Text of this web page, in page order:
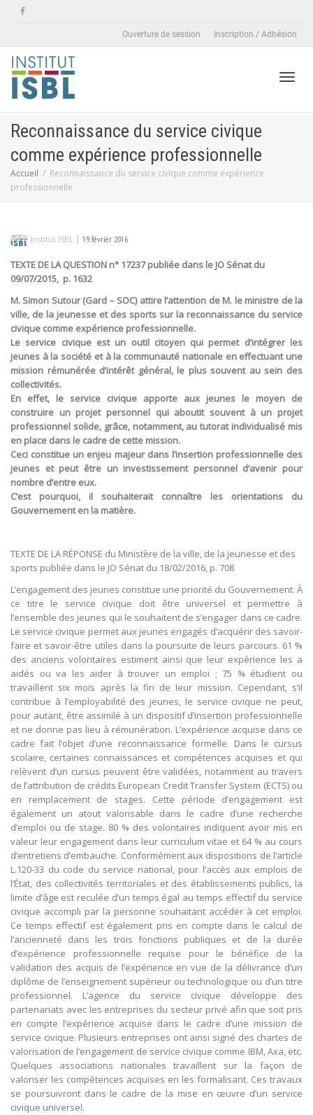
Ouverture de session Inscription / Adhésion
Reconnaissance du service civique
comme expérience professionnelle
Accueil
Reconnaissance du service civique comme expérience
professionnelle
Institut ISBL | 19 février 2016
TEXTE DE LA QUESTION n° 17237 publiée dans le JO Sénat du
09/07/2015, p. 1632
M. Simon Sutour (Gard – SOC) attire l’attention de M. le ministre de la
ville, de la jeunesse et des sports sur la reconnaissance du service
civique comme expérience professionnelle.
Le service civique est un outil citoyen qui permet d’intégrer les
jeunes à la société et à la communauté nationale en effectuant une
mission rémunérée d’intérêt général, le plus souvent au sein des
collectivités.
En effet, le service civique apporte aux jeunes le moyen de
construire un projet personnel qui aboutit souvent à un projet
professionnel solide, grâce, notamment, au tutorat individualisé mis
en place dans le cadre de cette mission.
Ceci constitue un enjeu majeur dans l’insertion professionnelle des
jeunes et peut être un investissement personnel d’avenir pour
nombre d’entre eux.
C’est pourquoi, il souhaiterait connaître les orientations du
Gouvernement en la matière.
TEXTE DE LA RÉPONSE du Ministère de la ville, de la jeunesse et des
sports publiée dans le JO Sénat du 18/02/2016, p. 708
L’engagement des jeunes constitue une priorité du Gouvernement. À
ce titre le service civique doit être universel et permettre à
l’ensemble des jeunes qui le souhaitent de s’engager dans ce cadre.
Le service civique permet aux jeunes engagés d’acquérir des savoir-
faire et savoir-être utiles dans la poursuite de leurs parcours. 61 %
des anciens volontaires estiment ainsi que leur expérience les a
aidés ou va les aider à trouver un emploi ; 75 % étudient ou
travaillent six mois après la fin de leur mission. Cependant, s’il
contribue à l’employabilité des jeunes, le service civique ne peut,
pour autant, être assimilé à un dispositif d’insertion professionnelle
et ne donne pas lieu à rémunération. L’expérience acquise dans ce
cadre fait l’objet d’une reconnaissance formelle. Dans le cursus
scolaire, certaines connaissances et compétences acquises et qui
relèvent d’un cursus peuvent être validées, notamment au travers
de l’attribution de crédits European Credit Transfer System (ECTS) ou
en remplacement de stages. Cette période d’engagement est
également un atout valorisable dans le cadre d’une recherche
d’emploi ou de stage. 80 % des volontaires indiquent avoir mis en
valeur leur engagement dans leur curriculum vitae et 64 % au cours
d’entretiens d’embauche. Conformément aux dispositions de l’article
L.120-33 du code du service national, pour l’accès aux emplois de
l’État, des collectivités territoriales et des établissements publics, la
limite d’âge est reculée d’un temps égal au temps effectif du service
civique accompli par la personne souhaitant accéder à cet emploi.
Ce temps effectif est également pris en compte dans le calcul de
l’ancienneté dans les trois fonctions publiques et de la durée
d’expérience professionnelle requise pour le bénéfice de la
validation des acquis de l’expérience en vue de la délivrance d’un
diplôme de l’enseignement supérieur ou technologique ou d’un titre
professionnel. L’agence du service civique développe des
partenariats avec les entreprises du secteur privé afin que soit pris
en compte l’expérience acquise dans le cadre d’une mission de
service civique. Plusieurs entreprises ont ainsi signé des chartes de
valorisation de l’engagement de service civique comme IBM, Axa, etc.
Quelques associations nationales travaillent sur la façon de
valoriser les compétences acquises en les formalisant. Ces travaux
se poursuivront dans le cadre de la mise en œuvre d’un service
civique universel.